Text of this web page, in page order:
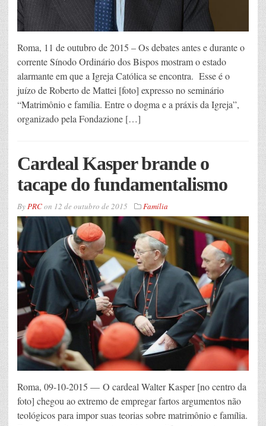
Roma, 11 de outubro de 2015 – Os debates antes e durante o
corrente Sínodo Ordinário dos Bispos mostram o estado
alarmante em que a Igreja Católica se encontra. Esse é o
juízo de Roberto de Mattei [foto] expresso no seminário
“Matrimônio e família. Entre o dogma e a práxis da Igreja”,
organizado pela Fondazione […]
Cardeal Kasper brande o
tacape do fundamentalismo
ByPRCon 12 de outubro de 2015 Família
Roma, 09-10-2015 — O cardeal Walter Kasper [no centro da
foto] chegou ao extremo de empregar fartos argumentos não
teológicos para impor suas teorias sobre matrimônio e família.